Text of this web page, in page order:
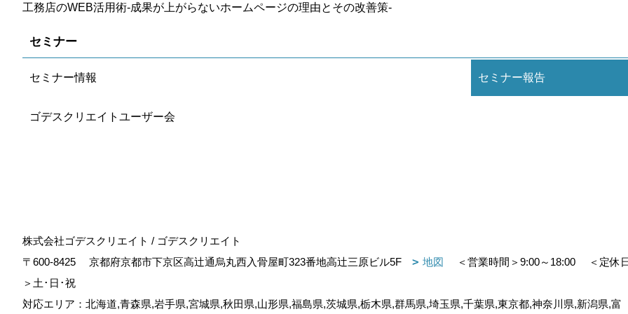
工務店のWEB活用術-成果が上がらないホームページの理由とその改善策-
セミナー
セミナー情報 セミナー報告
ゴデスクリエイトユーザー会
株式会社ゴデスクリエイト / ゴデスクリエイト
〒600-8425
京都府京都市下京区高辻通烏丸西入骨屋町323番地高辻三原ビル5F 地図 ＜営業時間＞9:00～18:00
＜定休
＞土･日･祝
対応エリア：北海道,青森県,岩手県,宮城県,秋田県,山形県,福島県,茨城県,栃木県,群馬県,埼玉県,千葉県,東京都,神奈川県,新潟県,富